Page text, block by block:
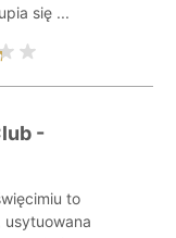
się ...
-
to
usytuowana